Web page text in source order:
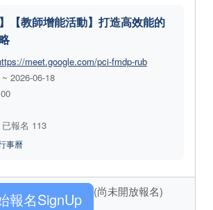
【教師增能活動】打造高效能的
meet.google.com/pci-fmdp-rub
2026-06-18
報名 113
事曆
報名SignUp (尚未開放報名)